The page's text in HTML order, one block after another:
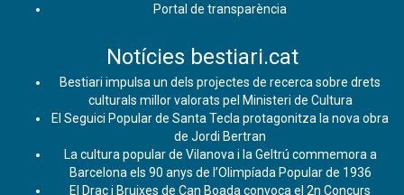
Portal de transparència
Notícies bestiari.cat
Bestiari impulsa un dels projectes de recerca sobre drets
culturals millor valorats pel Ministeri de Cultura
El Seguici Popular de Santa Tecla protagonitza la nova obra
de Jordi Bertran
La cultura popular de Vilanova i la Geltrú commemora a
Barcelona els 90 anys de l’Olimpíada Popular de 1936
El Drac i Bruixes de Can Boada convoca el 2n Concurs